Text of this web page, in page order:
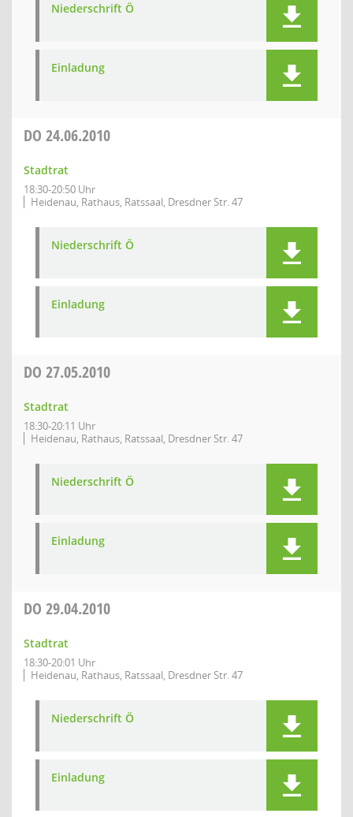
Niederschrift Ö
Einladung
DO 24.06.2010
Stadtrat
18:30-20:50 Uhr
Heidenau, Rathaus, Ratssaal, Dresdner Str. 47
Niederschrift Ö
Einladung
DO 27.05.2010
Stadtrat
18:30-20:11 Uhr
Heidenau, Rathaus, Ratssaal, Dresdner Str. 47
Niederschrift Ö
Einladung
DO 29.04.2010
Stadtrat
18:30-20:01 Uhr
Heidenau, Rathaus, Ratssaal, Dresdner Str. 47
Niederschrift Ö
Einladung